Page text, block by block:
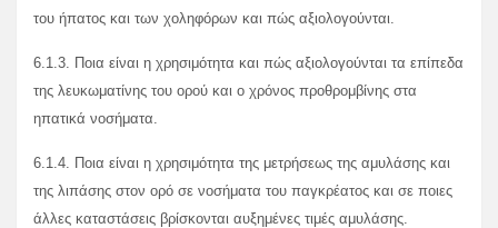
του ήπατος και των χοληφόρων και πώς αξιολογούνται.
6.1.3. Ποια είναι η χρησιμότητα και πώς αξιολογούνται τα επίπεδα
της λευκωματίνης του ορού και ο χρόνος προθρομβίνης στα
ηπατικά νοσήματα.
6.1.4. Ποια είναι η χρησιμότητα της μετρήσεως της αμυλάσης και
της λιπάσης στον ορό σε νοσήματα του παγκρέατος και σε ποιες
άλλες καταστάσεις βρίσκονται αυξημένες τιμές αμυλάσης.